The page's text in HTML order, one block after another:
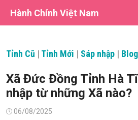
Hành Chính Việt Nam
Tỉnh Cũ | Tỉnh Mới | Sáp nhập | Blog
Xã Đức Đồng Tỉnh Hà
nhập từ những Xã nào?
Đăng06/08/2025